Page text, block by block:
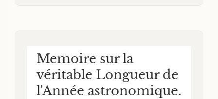
Memoire sur la
véritable Longueur de
l'Année astronomique.